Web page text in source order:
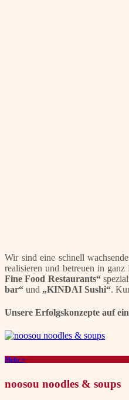
Wir sind eine schnell
realisieren und betreuen in
Fine Food Restaurants“
bar“ und „KINDAI Sushi“.
Unsere Erfolgskonzepte auf
Mehr +
noosou noodles & soups